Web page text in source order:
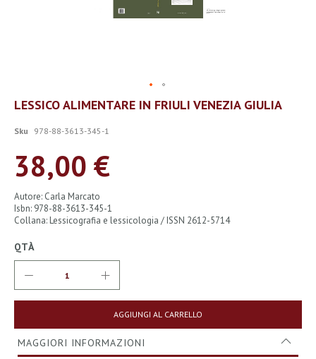
Vai
all'inizio
galleria
immagini
LESSICO ALIMENTARE IN FRIULI VENEZIA GIULIA
Sku 978-88-3613-345-1
38,00 €
Autore: Carla Marcato
Isbn: 978-88-3613-345-1
Collana: Lessicografia e lessicologia / ISSN 2612-5714
QTÀ
AGGIUNGI AL CARRELLO
MAGGIORI INFORMAZIONI